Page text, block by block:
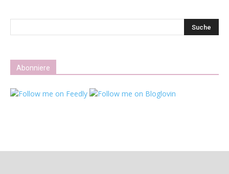
Abonniere